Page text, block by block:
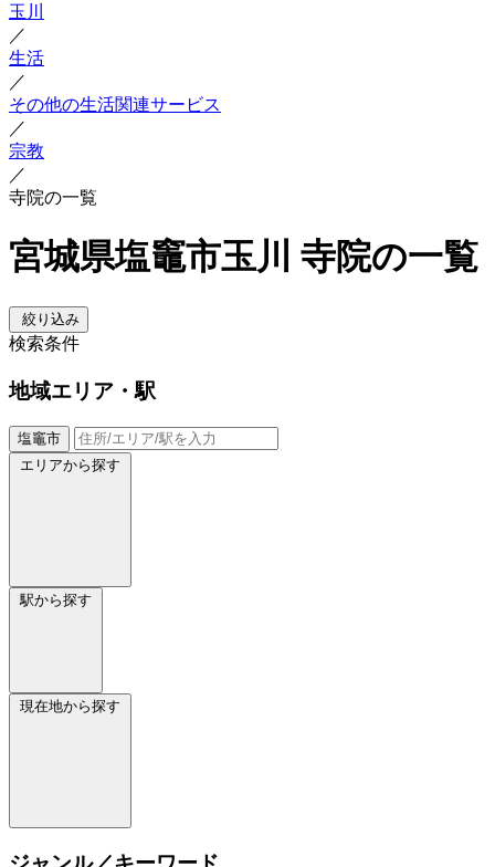
玉川
／
生活
／
その他の生活関連サービス
／
宗教
／
寺院の一覧
宮城県塩竈市玉川 寺院の一覧
絞り込み
検索条件
地域エリア・駅
塩竈市
エリアから探す
駅から探す
現在地から探す